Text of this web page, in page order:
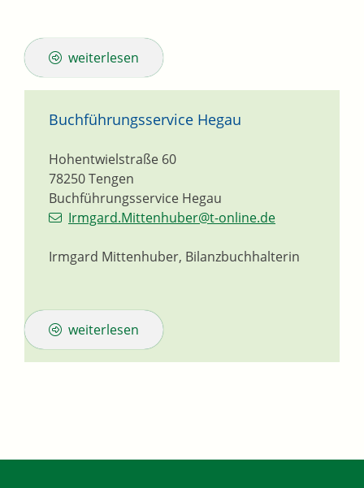
weiterlesen
Buchführungsservice Hegau
Buchführungsservice Hegau
Hohentwielstraße 60
78250Tengen
Irmgard.Mittenhuber@t-online.de
Irmgard Mittenhuber, Bilanzbuchhalterin
weiterlesen